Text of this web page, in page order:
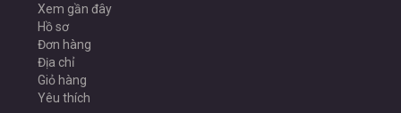
Xem gần đây
Hồ sơ
Đơn hàng
Địa chỉ
Giỏ hàng
Yêu thích